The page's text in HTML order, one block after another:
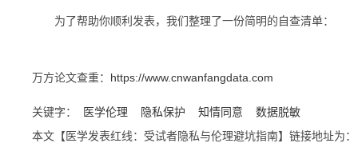
为了帮助你顺利发表，我们整理了一份简明的自查清单：
万方论文查重： https://www.cnwanfangdata.com
关键字： 医学伦理 隐私保护 知情同意
数据脱敏
本文【医学发表红线：受试者隐私与伦理避坑指南】链接地址为